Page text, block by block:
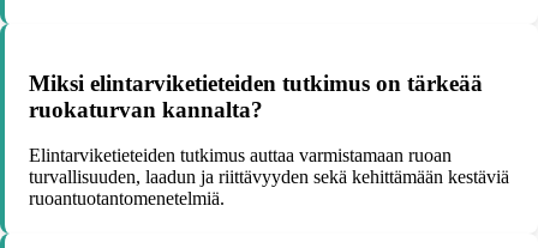
Miksi elintarviketieteiden tutkimus on tärkeää
ruokaturvan kannalta?
Elintarviketieteiden tutkimus auttaa varmistamaan ruoan
turvallisuuden, laadun ja riittävyyden sekä kehittämään kestäviä
ruoantuotantomenetelmiä.